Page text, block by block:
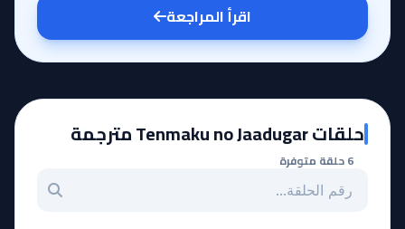
اقرأ المراجعة
حلقات Tenmaku no Jaadugar مترجمة
6 حلقة متوفرة
بحث عن حلقة بالرقم